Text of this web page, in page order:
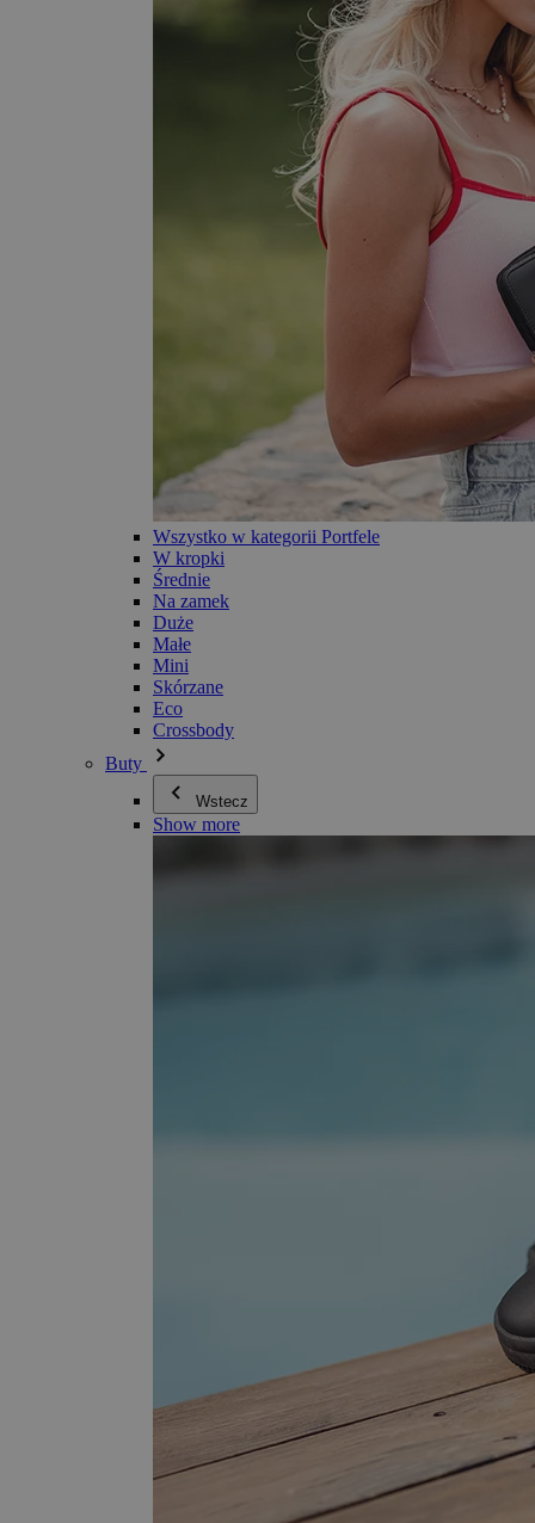
Wszystko w kategorii Portfele
W kropki
Średnie
Na zamek
Duże
Małe
Mini
Skórzane
Eco
Crossbody
Buty
Wstecz
Show more